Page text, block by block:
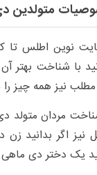
متولدین
نوین اطلس تا
با شناخت بهتر
نیز همه چیز
مردان متولد
نیز اگر بدانید
یک دختر دی